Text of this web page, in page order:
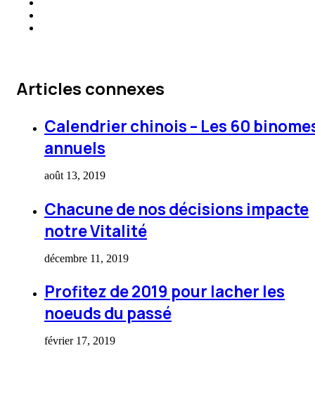
Articles connexes
Calendrier chinois – Les 60
annuels
août 13, 2019
Chacune de nos décisions impacte
notre Vitalité
décembre 11, 2019
Profitez de 2019 pour lacher les
noeuds du passé
février 17, 2019